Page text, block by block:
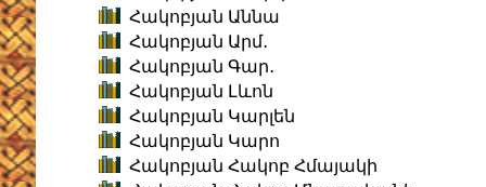
Հակոբյան Աննա
Հակոբյան Արմ․
Հակոբյան Գար․
Հակոբյան Լևոն
Հակոբյան Կարլեն
Հակոբյան Կարո
Հակոբյան Հակոբ Հմայակի